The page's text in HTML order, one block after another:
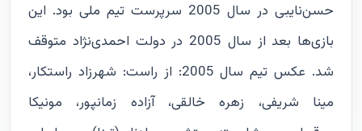
حسن‌نایبی در سال 2005 سرپرست تیم ملی بود. این
بازی‌ها بعد از سال 2005 در دولت احمدی‌نژاد متوقف
شد. عکس تیم سال 2005: از راست: شهرزاد راستکار،
مینا شریفی، زهره خالقی، آزاده زمانپور، مونیکا